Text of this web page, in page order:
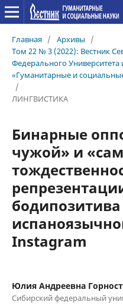
Главная / Архивы
/
Том 22 № 3 (2022): Вестник
Федерального
«Гуманитарные и
/
ЛИНГВИСТИКА
Бинарные
чужой» и
Instagram
Юлия Андреевна
Сибирский федеральный